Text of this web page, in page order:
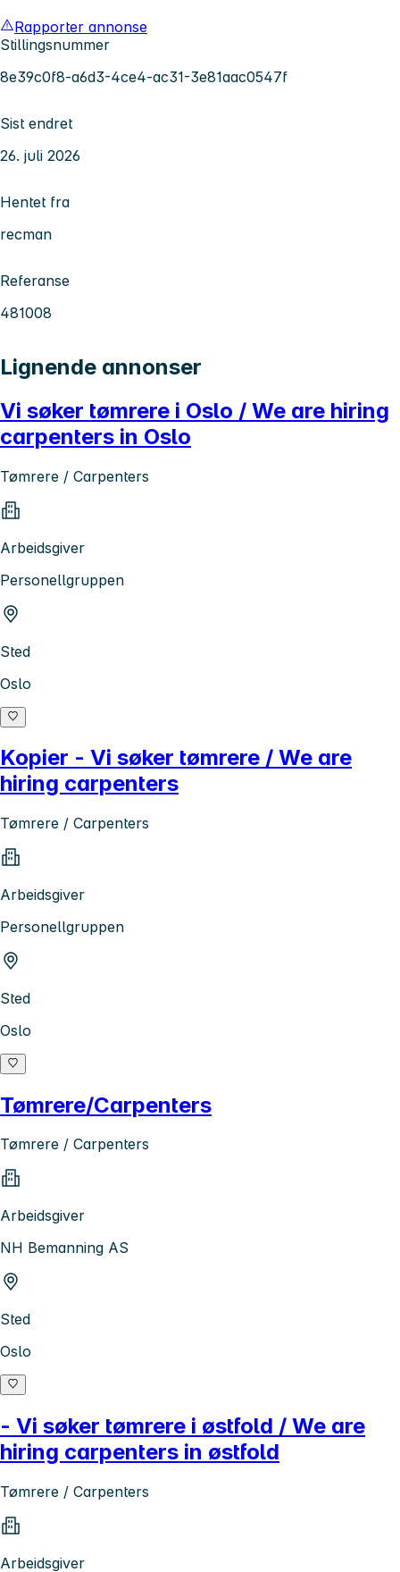
Rapporter annonse
Stillingsnummer
8e39c0f8-a6d3-4ce4-ac31-3e81aac0547f
Sist endret
26. juli 2026
Hentet fra
recman
Referanse
481008
Lignende annonser
Vi søker tømrere i Oslo / We are hiring
carpenters in Oslo
Tømrere / Carpenters
Arbeidsgiver
Personellgruppen
Sted
Oslo
Kopier - Vi søker tømrere / We are
hiring carpenters
Tømrere / Carpenters
Arbeidsgiver
Personellgruppen
Sted
Oslo
Tømrere/Carpenters
Tømrere / Carpenters
Arbeidsgiver
NH Bemanning AS
Sted
Oslo
- Vi søker tømrere i østfold / We are
hiring carpenters in østfold
Tømrere / Carpenters
Arbeidsgiver